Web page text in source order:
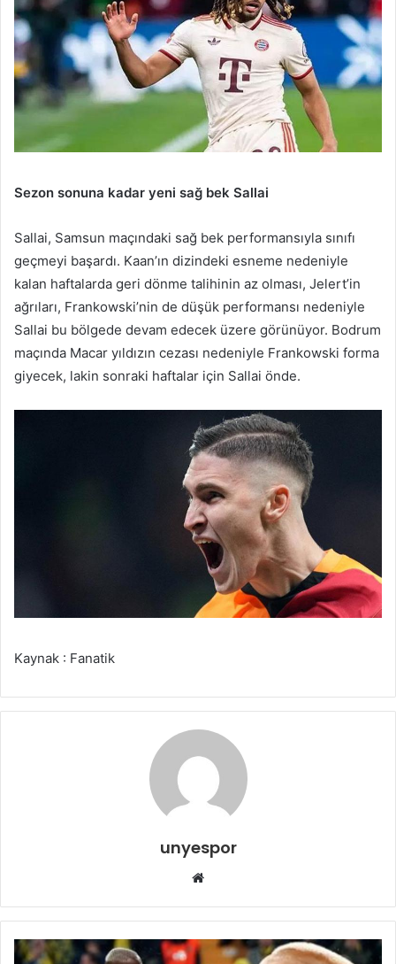
Sezon sonuna kadar yeni sağ bek Sallai
Sallai, Samsun maçındaki sağ bek performansıyla sınıfı
geçmeyi başardı. Kaan’ın dizindeki esneme nedeniyle
kalan haftalarda geri dönme talihinin az olması, Jelert’in
ağrıları, Frankowski’nin de düşük performansı nedeniyle
Sallai bu bölgede devam edecek üzere görünüyor. Bodrum
maçında Macar yıldızın cezası nedeniyle Frankowski forma
giyecek, lakin sonraki haftalar için Sallai önde.
Kaynak : Fanatik
unyespor
Web